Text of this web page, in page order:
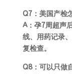
Q7：美国产检
A：孕7周超声
线、用药记录
复检查。
Q8：可以只做